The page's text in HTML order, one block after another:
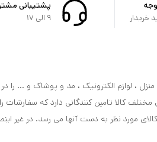
خریدار
پشتیبانی
۹ الی ۱۷
، لوازم الکترونیک ، مد و پوشاک و ... را در
کالا تامین کنندگانی دارد که سفارشات
مورد نظر به دست آنها می رسد. در غیر